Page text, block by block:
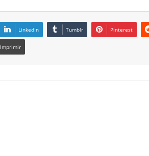
LinkedIn Tumblr Pinterest
Imprimir